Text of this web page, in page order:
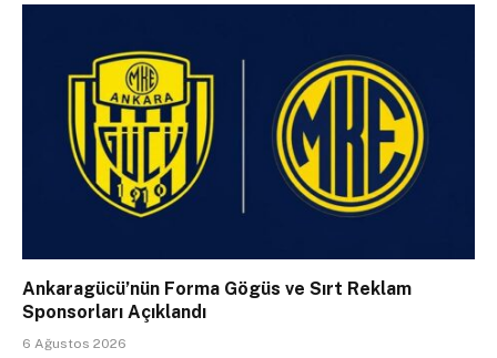
Ankaragücü’nün Forma Gögüs ve Sırt Reklam
Sponsorları Açıklandı
6 Ağustos 2026